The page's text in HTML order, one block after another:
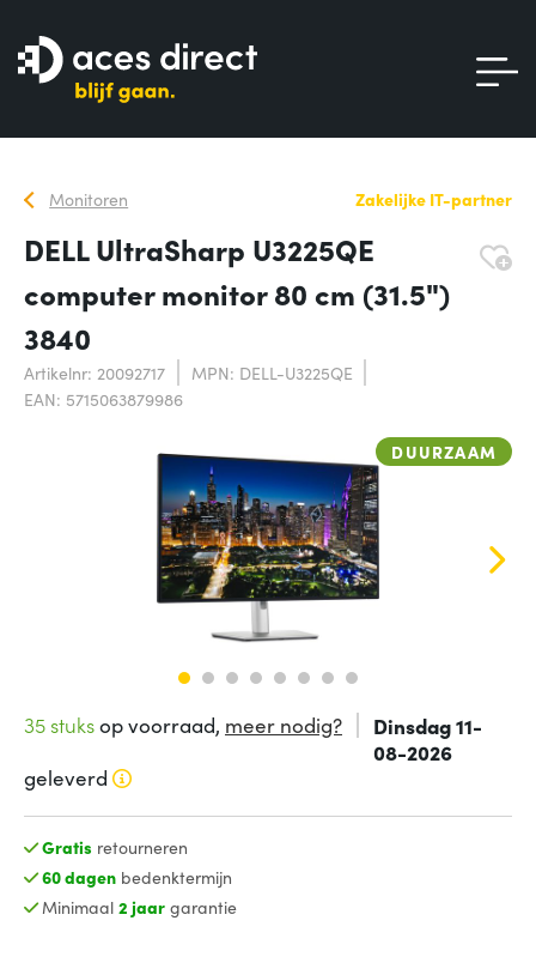
Monitoren Zakelijke IT-partner
DELL UltraSharp U3225QE
computer monitor 80 cm (31.5")
3840
Artikelnr: 20092717
MPN: DELL-U3225QE
EAN: 5715063879986
DUURZAAM
35 stuksop voorraad, meer nodig?
Dinsdag 11-
08-2026
geleverd
Gratis retourneren
60 dagenbedenktermijn
Minimaal 2 jaargarantie